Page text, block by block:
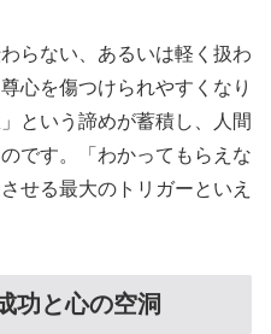
らない、あるいは軽く扱わ
心を傷つけられやすくなり
という諦めが蓄積し、人間
です。「わかってもらえな
せる最大のトリガーといえ
功と心の空洞